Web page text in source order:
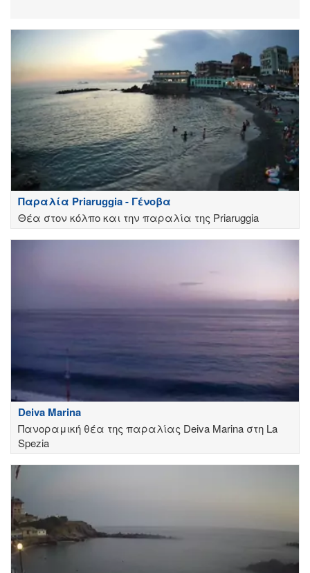
Παραλία Priaruggia - Γένοβα
Θέα στον κόλπο και την παραλία της Priaruggia
Deiva Marina
Πανοραμική θέα της παραλίας Deiva Marina στη La
Spezia